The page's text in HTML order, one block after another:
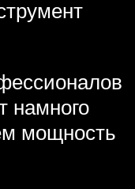
намного
мощность